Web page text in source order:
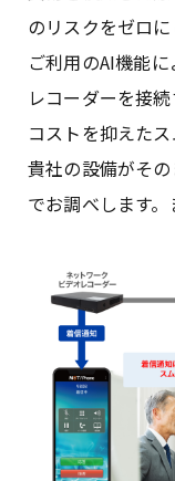
のリスクをゼロに
ご利用のAI機能
レコーダーを接
コストを抑えたス
貴社の設備がそ
でお調べします。